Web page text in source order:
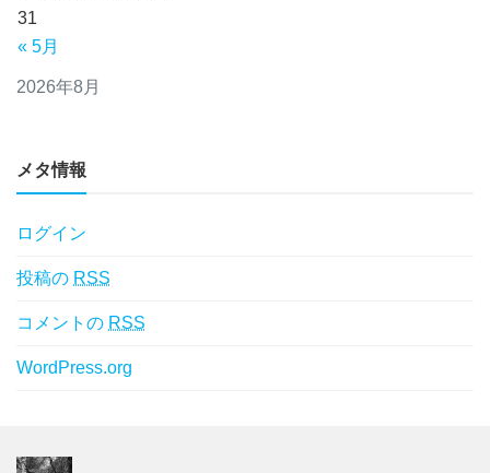
2026年8月
« 5月
31
メタ情報
ログイン
投稿の RSS
コメントの RSS
WordPress.org